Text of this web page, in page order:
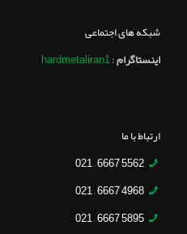
شبکه های اجتماعی
اینستاگرام:
hardmetaliran1
ارتباط با ما
5562 6667 – 021
4968 6667 – 021
5895 6667 – 021